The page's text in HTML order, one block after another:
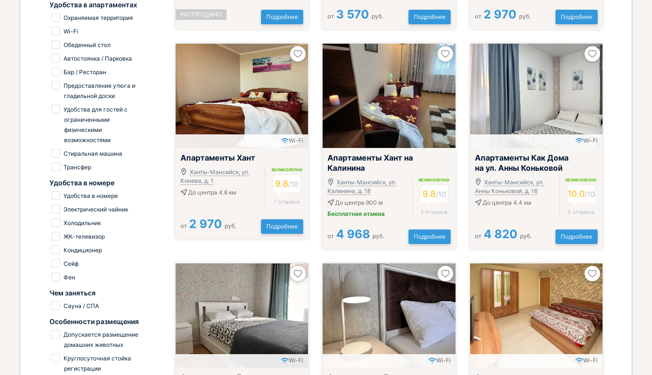
РАСПРОДАНО Подробнее от 3 570 руб. Подробнее от 2 970 руб. Подробнее
Wi-Fi
Апартаменты Хант
Ханты-Мансийск, ул.
Конева, д. 1
До центра 4.6 км
ВЕЛИКОЛЕПНО
9.8/10
7 отзывов
от 2 970 руб. Подробнее
Апартаменты Хант на
Калинина
Ханты-Мансийск, ул.
Калинина, д. 18
До центра 900 м
Бесплатная отмена
ВЕЛИКОЛЕПНО
9.8/10
5 отзывов
от 4 968 руб. Подробнее
Wi-Fi
Апартаменты Как Дома
на ул. Анны Коньковой
Ханты-Мансийск, ул.
Анны Коньковой, д. 16
До центра 4.4 км
ВЕЛИКОЛЕПНО
10.0/10
5 отзывов
от 4 820 руб. Подробнее
Wi-Fi Wi-Fi Wi-Fi
Удобства в апартаментах
Охраняемая территория
Wi-Fi
Обеденный стол
Автостоянка / Парковка
Бар / Ресторан
Предоставление утюга и
гладильной доски
Удобства для гостей с
ограниченными
физическими
возможностями
Стиральная машина
Трансфер
Удобства в номере
Удобства в номере
Электрический чайник
Холодильник
ЖК-телевизор
Кондиционер
Сейф
Фен
Чем заняться
Сауна / СПА
Особенности размещения
Допускается размещение
домашних животных
Круглосуточная стойка
регистрации